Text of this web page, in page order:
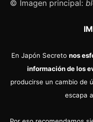
© Imagen principal:
En Japón Secreto nos
información de los
producirse un cambio de
escapa